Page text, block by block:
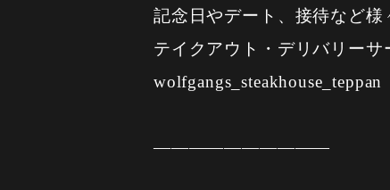
記念日やデート、接待など様
テイクアウト・デリバリーサ
wolfgangs_steakhouse_teppan
——————————